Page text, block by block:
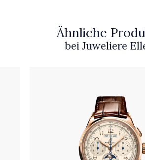
Ähnliche
bei Juweliere